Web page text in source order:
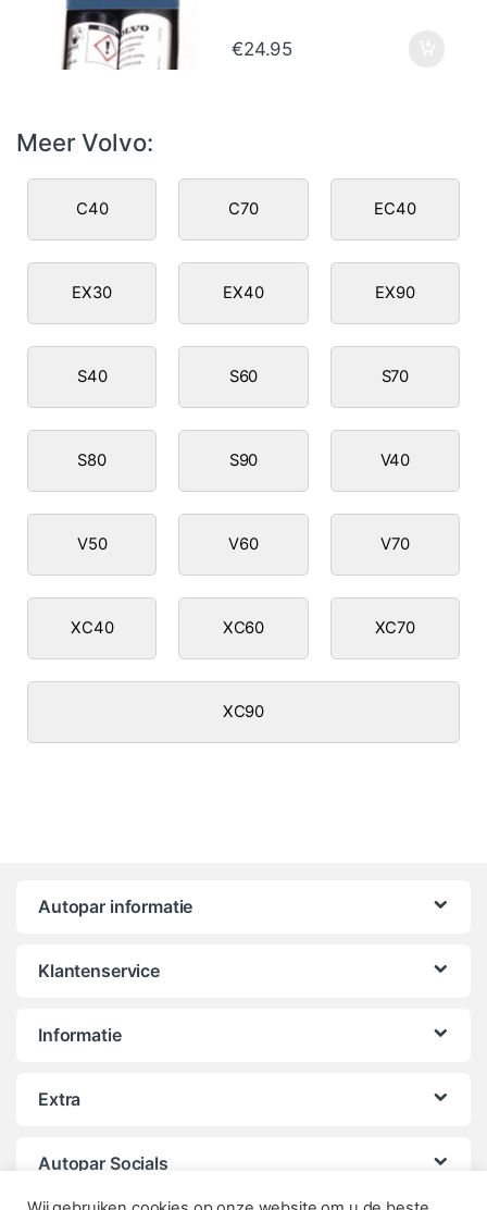
€24.95
Meer Volvo:
C40 C70 EC40
EX30 EX40 EX90
S40 S60 S70
S80 S90 V40
V50 V60 V70
XC40 XC60 XC70
XC90
Autopar informatie
Klantenservice
Informatie
Extra
Autopar Socials